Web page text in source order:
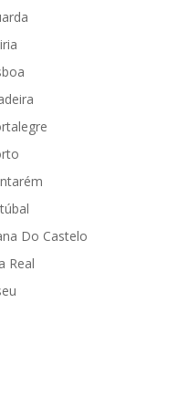
Do Castelo
Real